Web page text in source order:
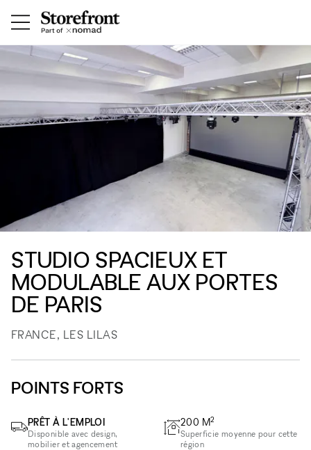
STUDIO SPACIEUX ET
MODULABLE AUX PORTES
DE PARIS
FRANCE, LES LILAS
POINTS FORTS
PRÊT À L'EMPLOI
Disponible avec design,
mobilier et agencement
200 M2
Superficie moyenne pour cette
région